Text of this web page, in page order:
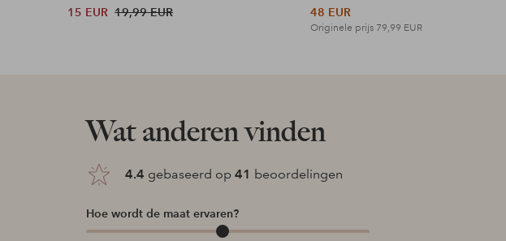
15 EUR 19,99 EUR
48 EUR
Originele prijs 79,99 EUR
Wat anderen vinden
4.4 gebaseerd op 41 beoordelingen
Hoe wordt de maat ervaren?